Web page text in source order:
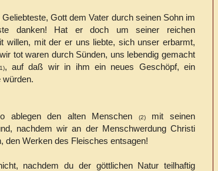
Gott dem Vater durch seinen Sohn im
danken! Hat er doch um seiner reichen
willen, mit der er uns liebte, sich unser erbarmt,
tot waren durch Sünden, uns lebendig gemacht
, auf daß wir in ihm ein neues Geschöpf, ein
würden.
ablegen den alten Menschen (2)mit seinen
nachdem wir an der Menschwerdung Christi
den Werken des Fleisches entsagen!
nachdem du der göttlichen Natur teilhaftig